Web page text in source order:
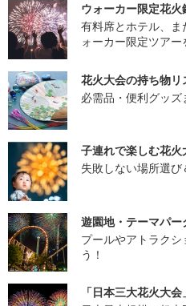
ウォーカー限定花
有料席とホテル、
ォーカー限定ツアー
花火大会の持ち物リ
必需品・便利グッズ
子連れで楽しむ花火
失敗しない場所選び
遊園地・テーマパー
プールやアトラク
う！
「日本三大花火大会